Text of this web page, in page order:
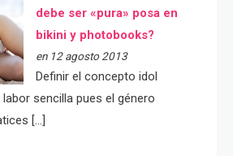
debe ser «pura» posa en
bikini y photobooks?
en 12 agosto 2013
Definir el concepto idol
sencilla pues el género
[…]